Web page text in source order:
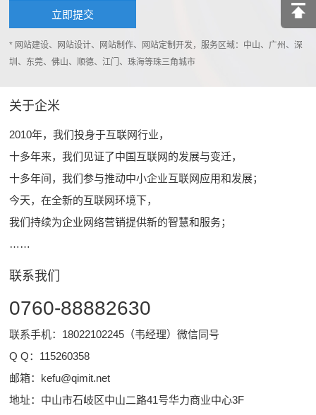
* 网站建设、网站设计、网站制作、网站定制开发，服务区域：中山、广州、深
圳、东莞、佛山、顺德、江门、珠海等珠三角城市
关于企米
2010年，我们投身于互联网行业，
十多年来，我们见证了中国互联网的发展与变迁，
十多年间，我们参与推动中小企业互联网应用和发展；
今天，在全新的互联网环境下，
我们持续为企业网络营销提供新的智慧和服务；
……
联系我们
0760-88882630
联系手机：18022102245（韦经理）微信同号
Q Q： 115260358
邮箱： kefu@qimit.net
地址：中山市石岐区中山二路41号华力商业中心3F